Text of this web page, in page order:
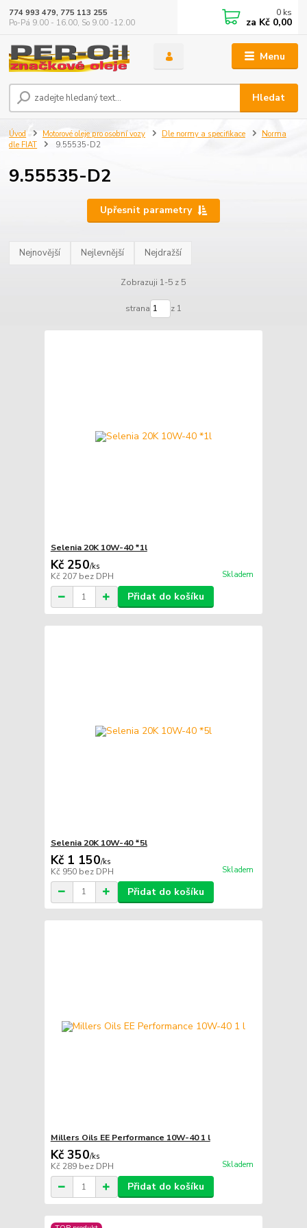
Menu
Hledat
774 993 479, 775 113 255
Po-Pá 9.00 - 16.00, So 9.00 -12.00
0 ks
za Kč 0,00
Úvod Motorové oleje pro osobní vozy Dle normy a specifikace
Norma
dle FIAT
9.55535-D2
9.55535-D2
Upřesnit parametry
Nejnovější Nejlevnější Nejdražší
Zobrazuji 1-5 z 5
strana z 1
Selenia 20K 10W-40 *1l
Kč 250/ks
Kč 207 bez DPH Skladem
Přidat do košíku
Selenia 20K 10W-40 *5l
Kč 1 150/ks
Kč 950 bez DPH Skladem
Přidat do košíku
Millers Oils EE Performance 10W-40 1 l
Kč 350/ks
Kč 289 bez DPH Skladem
Přidat do košíku